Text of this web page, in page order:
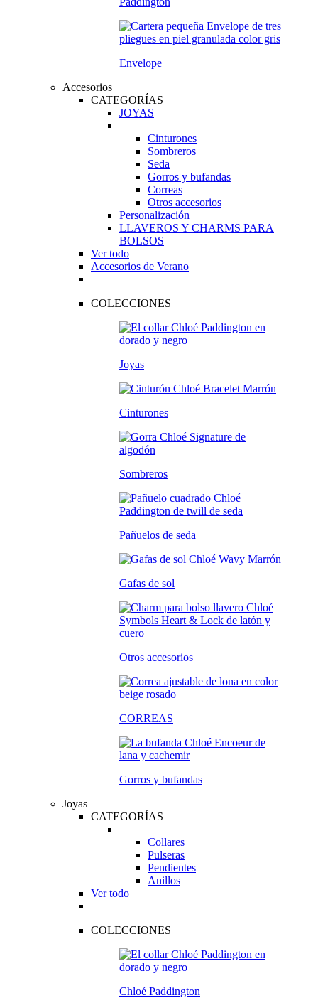
Envelope
Accesorios
CATEGORÍAS
JOYAS
Cinturones
Sombreros
Seda
Gorros y bufandas
Correas
Otros accesorios
Personalización
LLAVEROS Y CHARMS PARA
BOLSOS
Ver todo
Accesorios de Verano
COLECCIONES
Joyas
Cinturones
Sombreros
Pañuelos de seda
Gafas de sol
Otros accesorios
CORREAS
Gorros y bufandas
Joyas
CATEGORÍAS
Collares
Pulseras
Pendientes
Anillos
Ver todo
COLECCIONES
Chloé Paddington